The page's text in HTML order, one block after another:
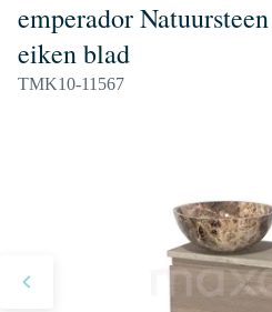
emperador
eiken blad
TMK10-11567